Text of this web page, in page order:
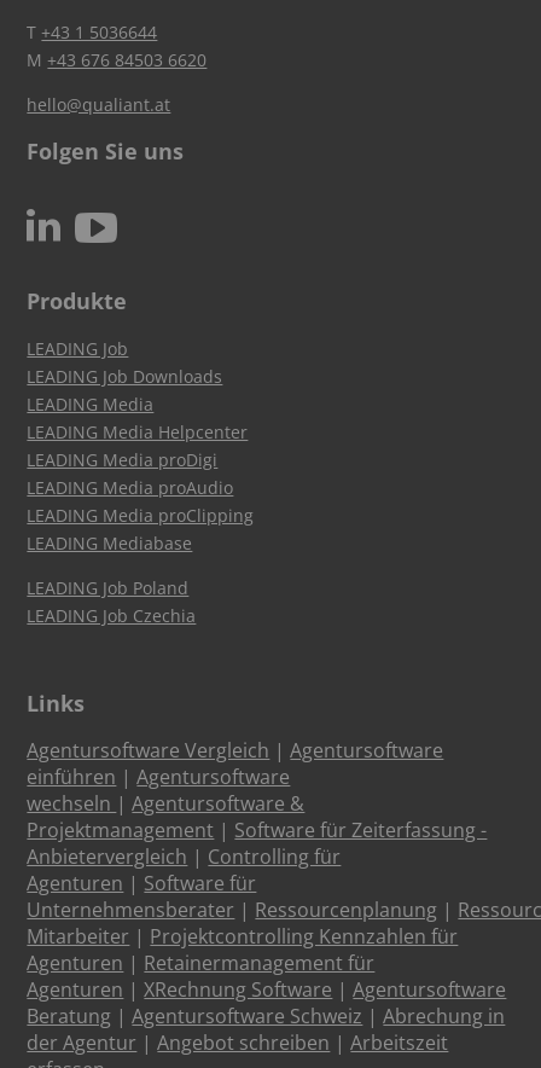
T+43 1 5036644
M+43 676 84503 6620
hello@qualiant.at
Folgen Sie uns
N c
Produkte
LEADING Job
LEADING Job Downloads
LEADING Media
LEADING Media Helpcenter
LEADING Media proDigi
LEADING Media proAudio
LEADING Media proClipping
LEADING Mediabase
LEADING Job Poland
LEADING Job Czechia
Links
Agentursoftware Vergleich |Agentursoftware
einführen |Agentursoftware
wechseln |Agentursoftware &
Projektmanagement | Software für Zeiterfassung -
Anbietervergleich | Controlling für
Agenturen | Software für
Unternehmensberater | Ressourcenplanung |
Mitarbeiter | Projektcontrolling Kennzahlen für
Agenturen | Retainermanagement für
Agenturen |XRechnung Software |Agentursoftware
Beratung |Agentursoftware Schweiz |Abrechung in
der Agentur |Angebot schreiben |Arbeitszeit